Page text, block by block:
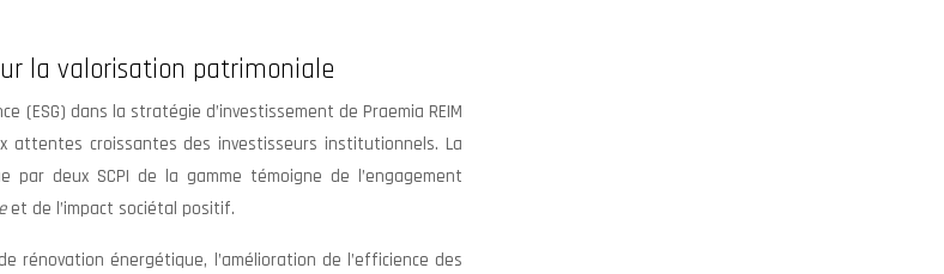
la valorisation patrimoniale
(ESG) dans la stratégie d’investissement de Praemia REIM
attentes croissantes des investisseurs institutionnels. La
par deux SCPI de la gamme témoigne de l’engagement
et de l’impact sociétal positif.
rénovation énergétique, l’amélioration de l’efficience des